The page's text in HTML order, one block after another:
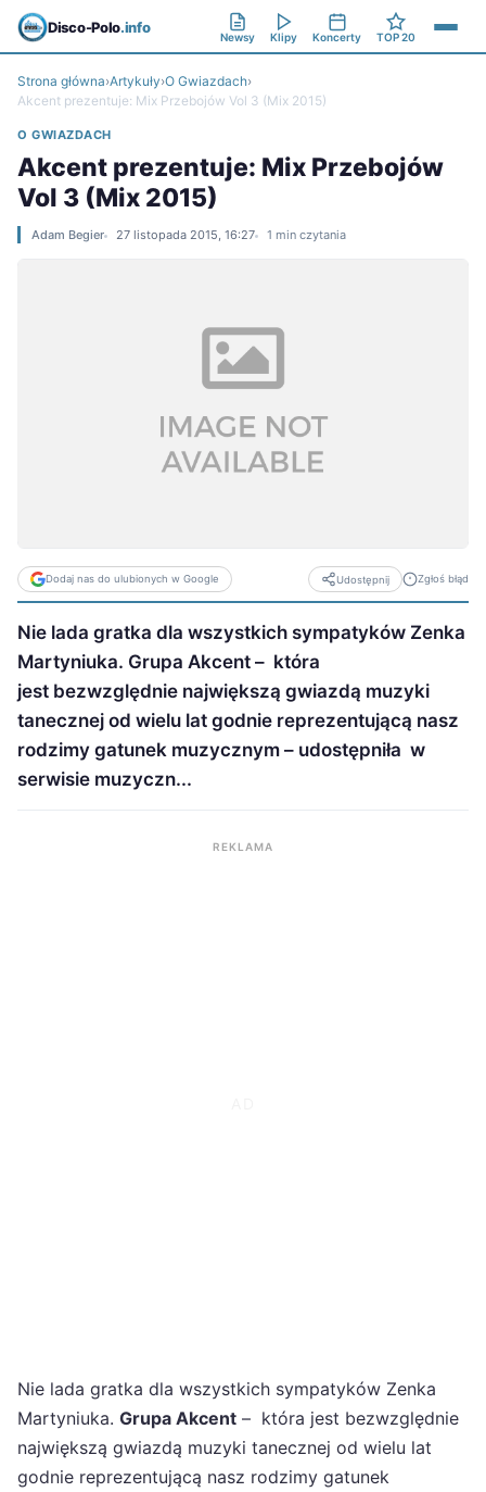
Disco-Polo.info
Newsy Klipy Koncerty TOP 20
Strona główna›Artykuły›O Gwiazdach›
Akcent prezentuje: Mix Przebojów Vol 3 (Mix 2015)
O GWIAZDACH
Akcent prezentuje: Mix Przebojów
Vol 3 (Mix 2015)
Adam Begier 27 listopada 2015, 16:27 1 min czytania
Dodaj nas do ulubionych w Google Udostępnij Zgłoś błąd
Nie lada gratka dla wszystkich sympatyków Zenka
Martyniuka. Grupa Akcent – która
jest bezwzględnie największą gwiazdą muzyki
tanecznej od wielu lat godnie reprezentującą nasz
rodzimy gatunek muzycznym – udostępniła w
serwisie muzyczn...
REKLAMA
Nie lada gratka dla wszystkich sympatyków Zenka
Martyniuka. Grupa Akcent – która jest bezwzględnie
największą gwiazdą muzyki tanecznej od wielu lat
godnie reprezentującą nasz rodzimy gatunek